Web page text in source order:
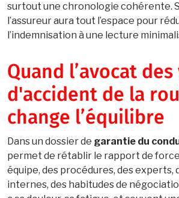
surtout une chronologie cohérente.
l’assureur aura tout l’espace pour
l’indemnisation à une lecture
Quand l’avocat
d'accident de la
change l’équilibre
Dans un dossier de garantie du
permet de rétablir le rapport de force.
équipe, des procédures, des experts,
internes, des habitudes de